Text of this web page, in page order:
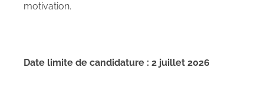
motivation.
Date limite de candidature : 2 juillet 2026